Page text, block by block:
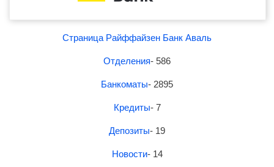
Страница Райффайзен Банк Аваль
Отделения- 586
Банкоматы- 2895
Кредиты- 7
Депозиты- 19
Новости- 14